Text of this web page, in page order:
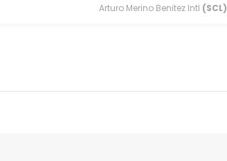
Arturo Merino Benitez Intl (SCL)